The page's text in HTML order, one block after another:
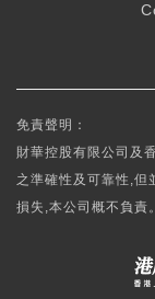
免責聲明：
財華控股有限公司及
之準確性及可靠性,但
損失,本公司概不負責。